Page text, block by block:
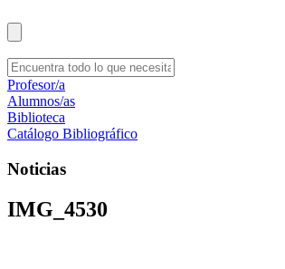
Profesor/a
Alumnos/as
Biblioteca
Catálogo Bibliográfico
Noticias
IMG_4530